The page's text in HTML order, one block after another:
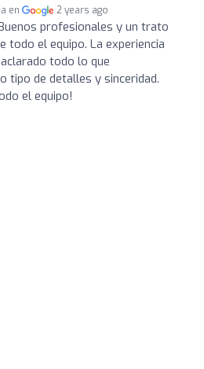
en 2 years ago
profesionales y un trato
todo el equipo. La experiencia
todo lo que
tipo de detalles y sinceridad.
el equipo!